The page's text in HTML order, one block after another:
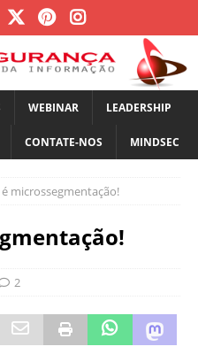
WEBINAR LEADERSHIP
CONTATE-NOS MINDSEC
microssegmentação!
2